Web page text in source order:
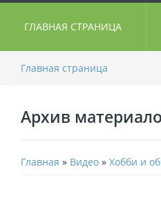
ГЛАВНАЯ СТРАНИЦА
Главная страница
Архив
Главная » Видео » Хобби и